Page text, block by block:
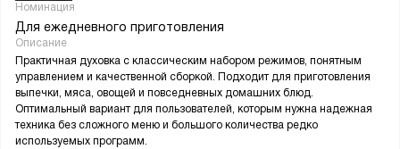
Номинация
Для ежедневного приготовления
Описание
Практичная духовка с классическим набором режимов, понятным
управлением и качественной сборкой. Подходит для приготовления
выпечки, мяса, овощей и повседневных домашних блюд.
Оптимальный вариант для пользователей, которым нужна надежная
техника без сложного меню и большого количества редко
используемых программ.